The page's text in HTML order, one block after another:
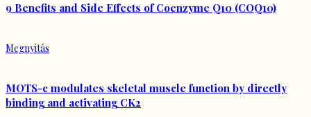
9 Benefits and Side Effects of Coenzyme Q10 (COQ10)
Megnyitás
MOTS-c modulates skeletal muscle function by directly
binding and activating CK2